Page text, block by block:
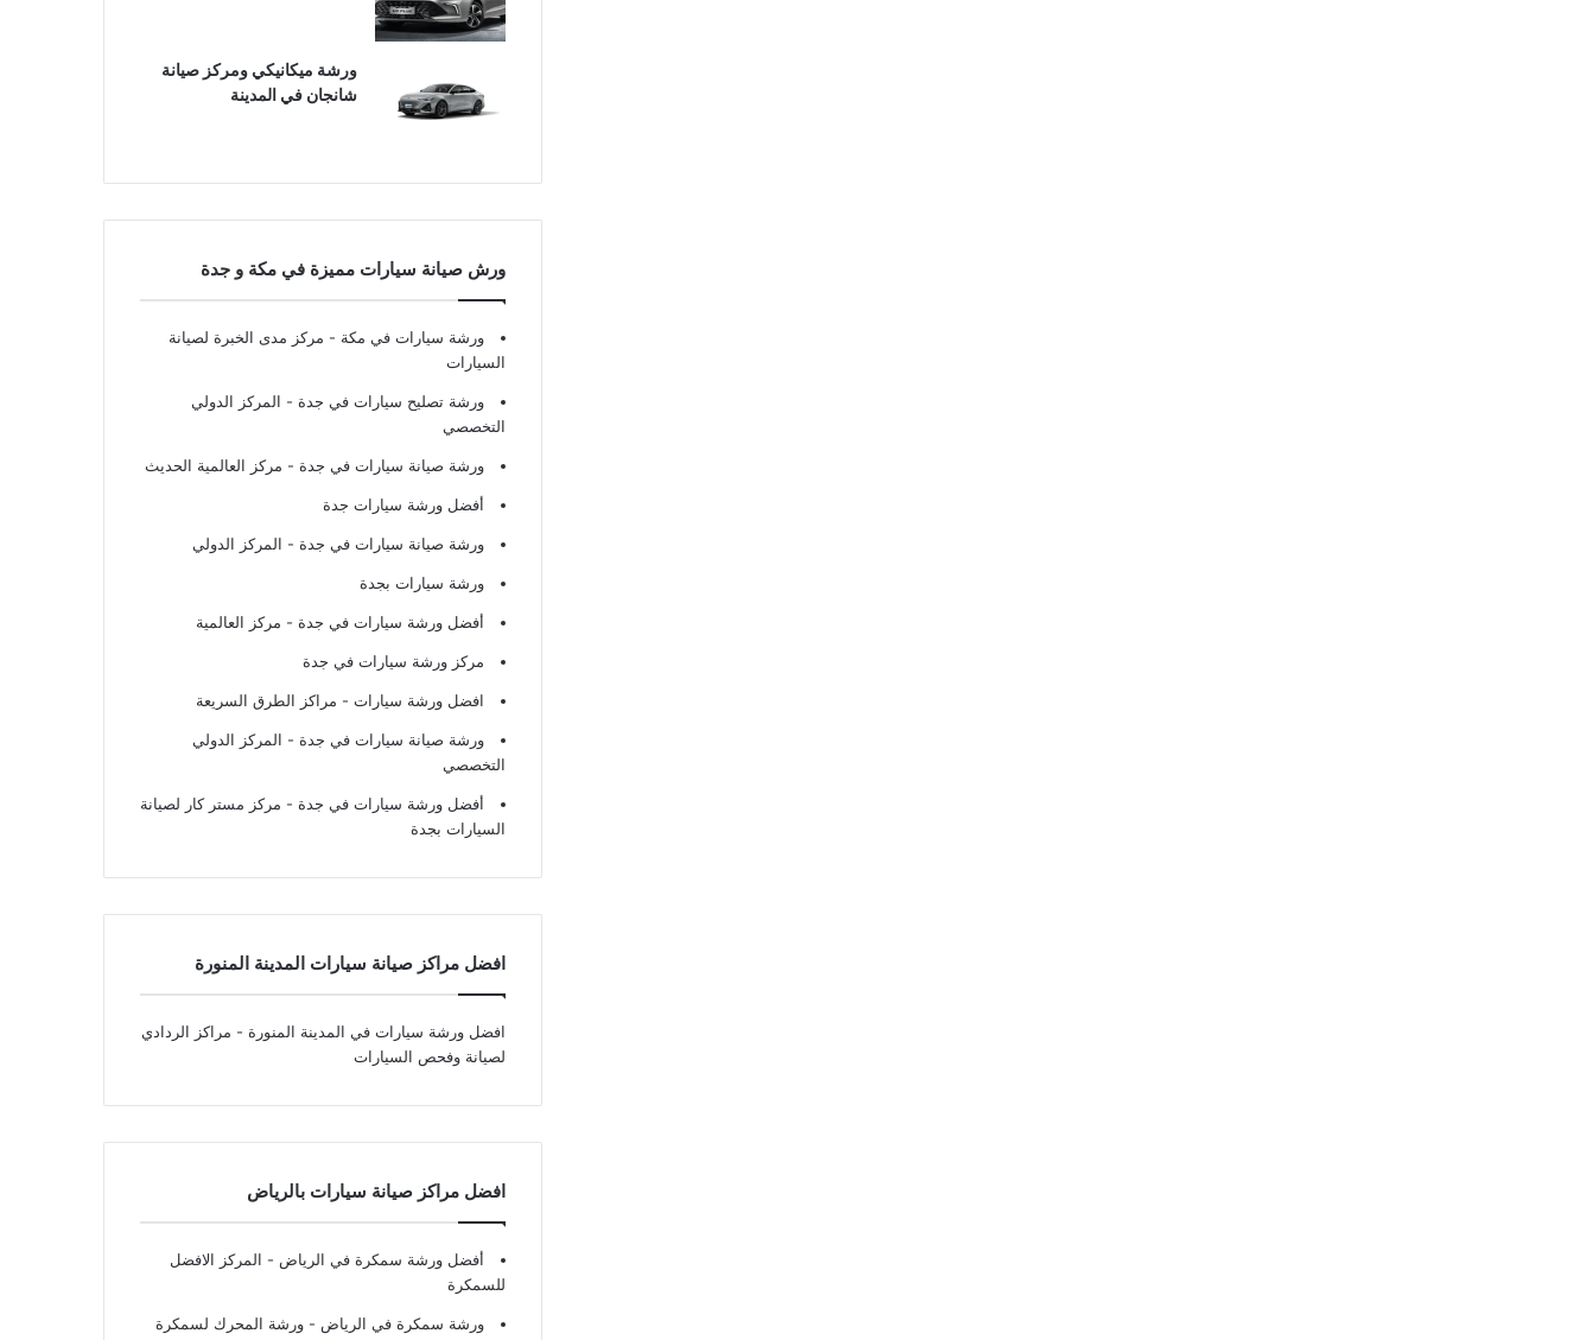
ورشة ميكانيكي ومركز صيانة
شانجان في المدينة
ورش صيانة سيارات مميزة في مكة و جدة
ورشة سيارات في مكة - مركز مدى الخبرة لصيانة
السيارات
ورشة تصليح سيارات في جدة - المركز الدولي
التخصصي
ورشة صيانة سيارات في جدة - مركز العالمية الحديث
أفضل ورشة سيارات جدة
ورشة صيانة سيارات في جدة - المركز الدولي
ورشة سيارات بجدة
أفضل ورشة سيارات في جدة - مركز العالمية
مركز ورشة سيارات في جدة
افضل ورشة سيارات - مراكز الطرق السريعة
ورشة صيانة سيارات في جدة - المركز الدولي
التخصصي
أفضل ورشة سيارات في جدة - مركز مستر كار لصيانة
السيارات بجدة
افضل مراكز صيانة سيارات المدينة المنورة
افضل ورشة سيارات في المدينة المنورة - مراكز الردادي
لصيانة وفحص السيارات
افضل مراكز صيانة سيارات بالرياض
أفضل ورشة سمكرة في الرياض - المركز الافضل
للسمكرة
ورشة سمكرة في الرياض - ورشة المحرك لسمكرة